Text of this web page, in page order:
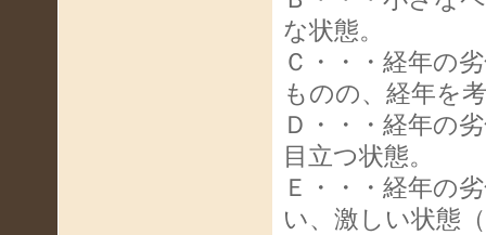
な状態。
Ｃ・・・経年の
ものの、経年を
Ｄ・・・経年の
目立つ状態。
Ｅ・・・経年の
い、激しい状態